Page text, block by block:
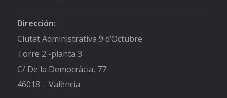
Dirección:
Ciutat Administrativa 9 d’Octubre
Torre 2 -planta 3
C/ De la Democràcia, 77
46018 – València